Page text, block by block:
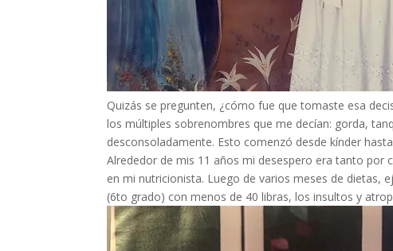
Quizás se pregunten, ¿cómo fue que tomaste esa
los múltiples sobrenombres que me decían: gorda,
desconsoladamente. Esto comenzó desde kínder
Alrededor de mis 11 años mi desespero era tanto por
en mi nutricionista. Luego de varios meses de dietas,
(6to grado) con menos de 40 libras, los insultos y